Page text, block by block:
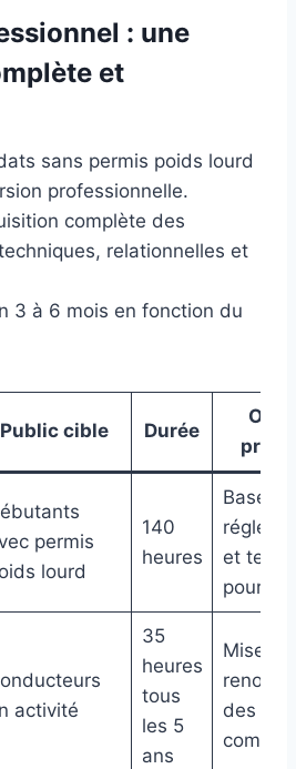
: une
et
sans permis poids lourd
professionnelle.
complète des
relationnelles et
3 à 6 mois en fonction du
Public cible Durée
permis
lourd
140
heures
Bases
et
pour
activité
35
heures
tous
les 5
ans
Mise à
des